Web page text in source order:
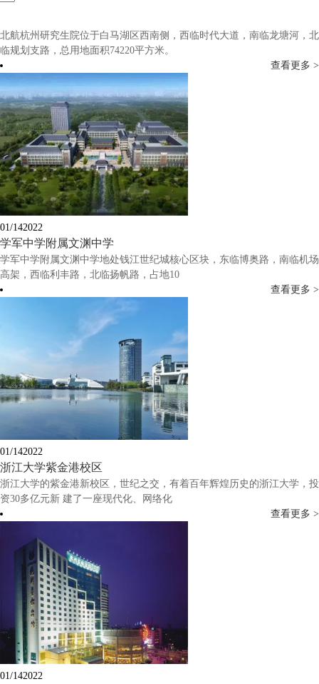
北航杭州研究生院位于白马湖区西南侧，西临时代大道，南临龙塘河，北
临规划支路，总用地面积74220平方米。
查看更多 >
01/142022
学军中学附属文渊中学
学军中学附属文渊中学地处钱江世纪城核心区块，东临博奥路，南临机场
高架，西临利丰路，北临扬帆路，占地10
查看更多 >
01/142022
浙江大学紫金港校区
浙江大学的紫金港新校区，世纪之交，有着百年辉煌历史的浙江大学，投
资30多亿元新 建了一座现代化、网络化
查看更多 >
01/142022